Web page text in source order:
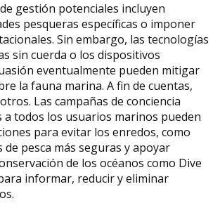
gestión potenciales incluyen
pesqueras específicas o imponer
Sin embargo, las tecnologías
sin cuerda o los dispositivos
eventualmente pueden mitigar
la fauna marina. A fin de cuentas,
Las campañas de conciencia
a todos los usuarios marinos pueden
para evitar los enredos, como
pesca más seguras y apoyar
de los océanos como Dive
informar, reducir y eliminar